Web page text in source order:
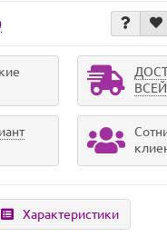
Характеристики